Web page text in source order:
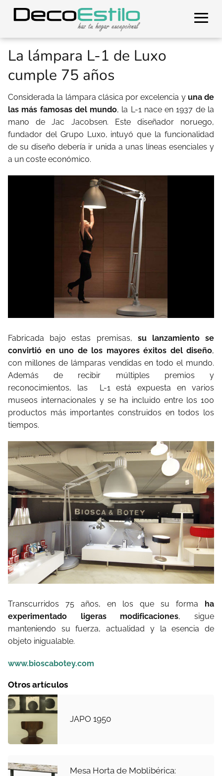
La lámpara L-1 de Luxo
cumple 75 años
Considerada la lámpara clásica por excelencia y una de
las más famosas del mundo, la L-1 nace en 1937 de la
mano de Jac Jacobsen. Este diseñador noruego,
fundador del Grupo Luxo, intuyó que la funcionalidad
de su diseño debería ir unida a unas líneas esenciales y
a un coste económico.
Fabricada bajo estas premisas, su lanzamiento se
convirtió en uno de los mayores éxitos del diseño,
con millones de lámparas vendidas en todo el mundo.
Además de recibir múltiples premios y
reconocimientos, las L-1 está expuesta en varios
museos internacionales y se ha incluido entre los 100
productos más importantes construidos en todos los
tiempos.
Transcurridos 75 años, en los que su forma ha
experimentado ligeras modificaciones, sigue
manteniendo su fuerza, actualidad y la esencia de
objeto inigualable.
www.bioscabotey.com
Otros artículos
JAPO 1950
Mesa Horta de Moblibérica: